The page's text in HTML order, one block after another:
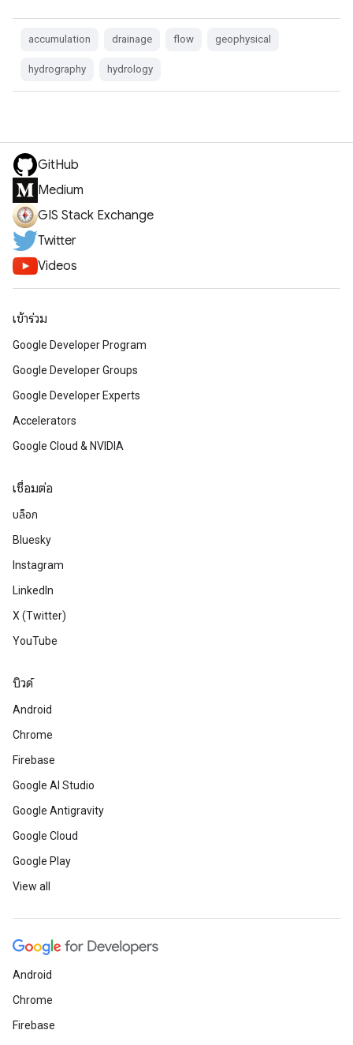
accumulation drainage flow geophysical
hydrography hydrology
GitHub
Medium
GIS Stack Exchange
Twitter
Videos
เข้าร่วม
Google Developer Program
Google Developer Groups
Google Developer Experts
Accelerators
Google Cloud & NVIDIA
เชื่อมต่อ
บล็อก
Bluesky
Instagram
LinkedIn
X (Twitter)
YouTube
บิวด์
Android
Chrome
Firebase
Google AI Studio
Google Antigravity
Google Cloud
Google Play
View all
Android
Chrome
Firebase